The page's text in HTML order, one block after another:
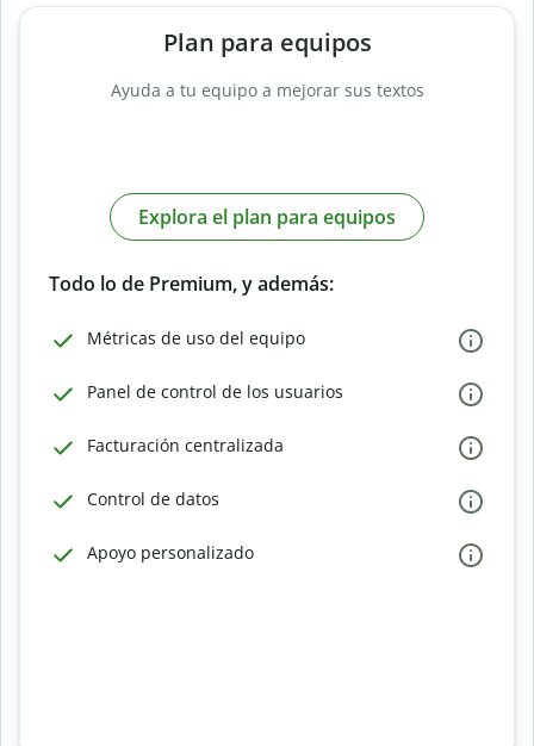
Plan para equipos
Ayuda a tu equipo a mejorar sus textos
Explora el plan para equipos
Todo lo de Premium, y además:
Métricas de uso del equipo
Panel de control de los usuarios
Facturación centralizada
Control de datos
Apoyo personalizado